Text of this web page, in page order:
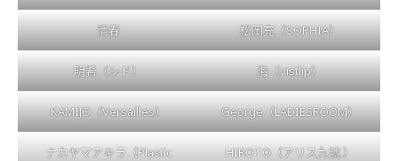
清春 松岡充（SOPHIA）
明希（シド） 海（vistlip）
KAMIJO（Versailles） George（LADIESROOM）
ナカヤマアキラ（Plastic
HIROTO（アリス九號.）